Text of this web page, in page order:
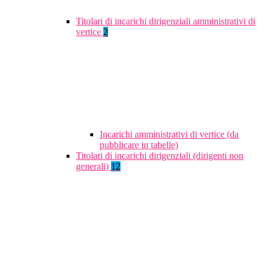
Titolari di incarichi dirigenziali amministrativi di
vertice 2
Incarichi amministrativi di vertice (da
pubblicare in tabelle)
Titolari di incarichi dirigenziali (dirigenti non
generali) 12